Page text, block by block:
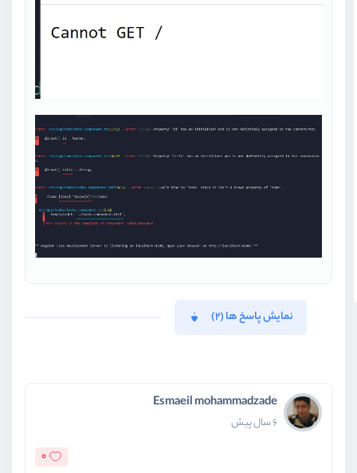
نمایش پاسخ ها (2)
Esmaeil mohammadzade
6 سال پیش
0